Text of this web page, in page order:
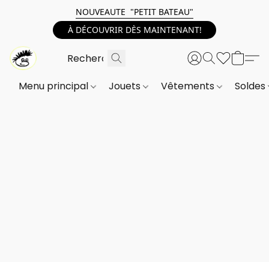
NOUVEAUTE "PETIT BATEAU"
À DÉCOUVRIR DÈS MAINTENANT!
Menu principal Jouets Vêtements Soldes